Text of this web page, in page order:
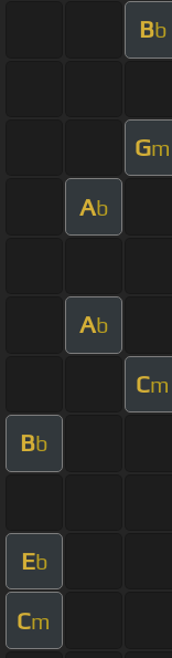
Bb
Gm
Ab
Ab
Cm
Bb
Eb
Cm